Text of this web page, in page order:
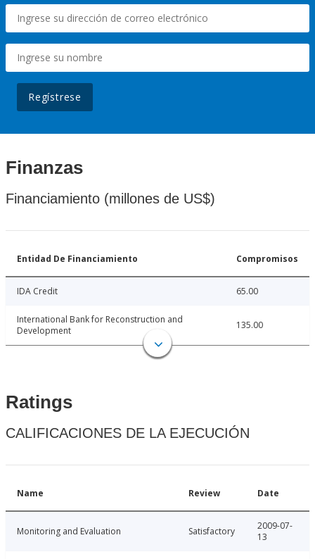
Regístrese
Finanzas
Financiamiento (millones de US$)
Entidad De Financiamiento Compromisos
IDA Credit 65.00
International Bank for Reconstruction and
Development
135.00
Ratings
CALIFICACIONES DE LA EJECUCIÓN
Name Review Date
Monitoring and Evaluation Satisfactory
2009-07-
13